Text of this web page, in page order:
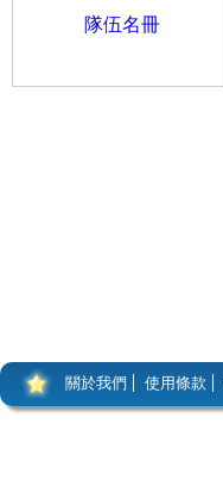
隊伍名冊
關於我們 使用條款